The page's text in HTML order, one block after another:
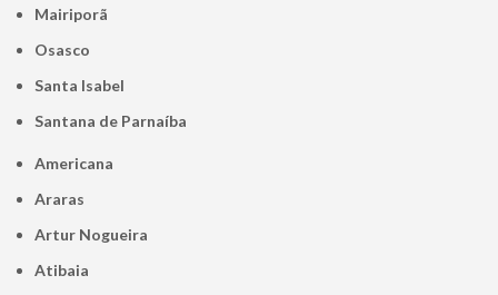
Mairiporã
Osasco
Santa Isabel
Santana de Parnaíba
Americana
Araras
Artur Nogueira
Atibaia